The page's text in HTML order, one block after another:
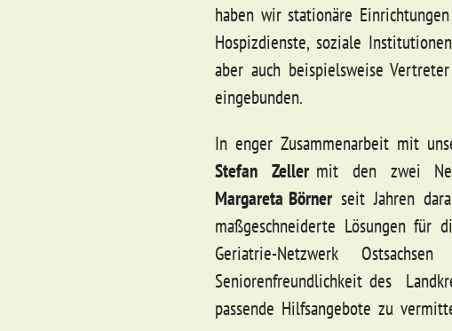
haben wir stationäre
Hospizdienste, soziale
aber auch beispielsweise
eingebunden.
In enger Zusammenarbeit mit
Stefan Zeller mit den zwei
Margareta Börnerseit Jahren
maßgeschneiderte Lösungen für
Geriatrie-Netzwerk
Seniorenfreundlichkeit des
passende Hilfsangebote zu